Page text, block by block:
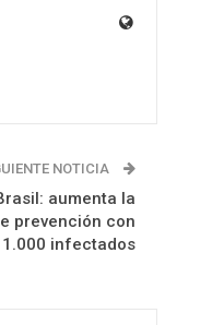
NOTICIA
aumenta la
prevención con
infectados